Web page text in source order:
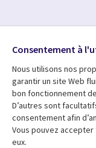
Ressources
Suivez-nous
Social
Media
Global
FR
Consentement à
Nous utilisons nos
garantir un site Web
bon fonctionnement
D’autres sont
consentement afin
Vous pouvez accepter
eux.